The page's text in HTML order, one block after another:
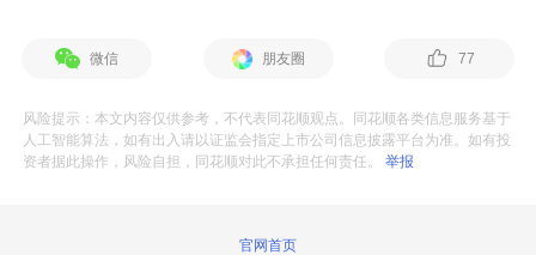
微信 朋友圈 77
风险提示：本文内容仅供参考，不代表同花顺观点。同花顺各类信息服务基于
人工智能算法，如有出入请以证监会指定上市公司信息披露平台为准。如有投
资者据此操作，风险自担，同花顺对此不承担任何责任。举报
官网首页